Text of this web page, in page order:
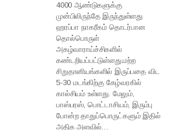
4000 ஆண்டுகளுக்கு
முன்பிலிருந்தே இருந்துள்ளது
ஹரப்பா நாகரீகம் தொடர்பான
தொல்பொருள்
அகழ்வாராய்ச்சிகளில்
கண்டறியப்பட்டுள்ளது.மற்ற
சிறுதானியங்களில் இருப்பதை விட
5-30 மடங்கிற்கு கேழ்வரகில்
கால்சியம் உள்ளது. மேலும்,
பாஸ்பரஸ், பொட்டாசியம், இரும்பு
போன்ற தாதுப்பொருட்களும் இதில்
அதிக அளவில்…